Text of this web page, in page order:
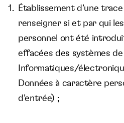
Établissement d’une
renseigner si et par qui
personnel ont été
effacées des systèmes
Informatiques/
Données à caractère
d’entrée) ;